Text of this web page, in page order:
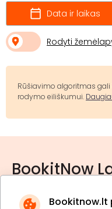
Bookitnow.lt
Data ir laikas
Rodyti
Rūšiavimo algoritmas
rodymo eiliškumui.
BookitNow